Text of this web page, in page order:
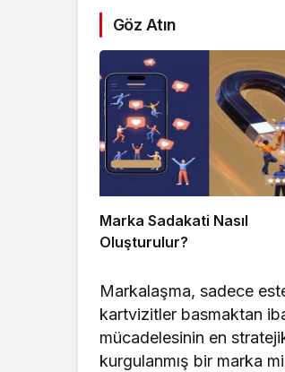
Göz Atın
Marka Sadakati Nasıl
Oluşturulur?
Markalaşma, sadece
kartvizitler basmaktan
mücadelesinin en
kurgulanmış bir marka